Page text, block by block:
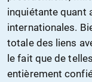
inquiétante quant
internationales.
totale des liens
le fait que de
entièrement